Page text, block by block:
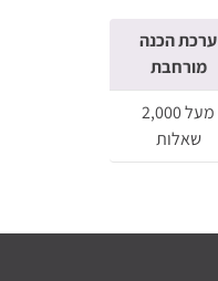
ערכת הכנה
מורחבת
מעל 2,000
שאלות